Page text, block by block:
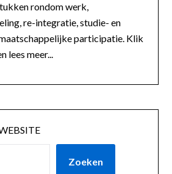
rondom werk,
re-integratie, studie- en
participatie. Klik
lees meer...
Zoeken